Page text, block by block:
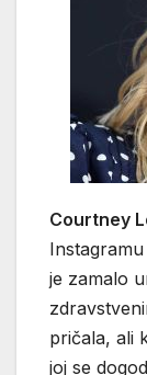
Courtney
je zamalo
pričala, ali
joj se